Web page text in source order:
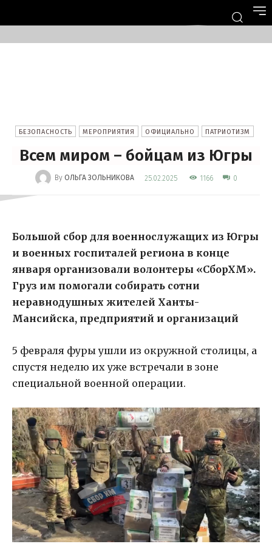
БЕЗОПАСНОСТЬ МЕРОПРИЯТИЯ ОФИЦИАЛЬНО ПАТРИОТИЗМ
Всем миром – бойцам из Югры
By ОЛЬГА ЗОЛЬНИКОВА 25.02.2025 1166 0
Большой сбор для военнослужащих из Югры
и военных госпиталей региона в конце
января организовали волонтеры «СборХМ».
Груз им помогали собирать сотни
неравнодушных жителей Ханты-
Мансийска, предприятий и организаций
5 февраля фуры ушли из окружной столицы, а
спустя неделю их уже встречали в зоне
специальной военной операции.